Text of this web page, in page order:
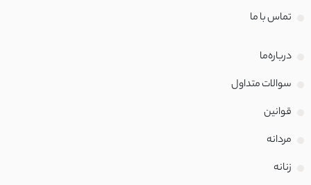
تماس با‌ ما
درباره‌ما
سوالات متداول
قوانین
مردانه
زنانه